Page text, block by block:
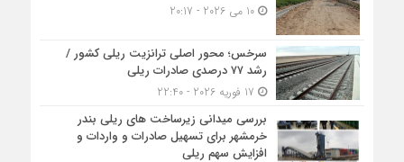
10 می 2026 - 20:17
سرخس؛ محور اصلی ترانزیت ریلی کشور /
رشد ۷۷ درصدی صادرات ریلی
بررسی میدانی زیرساخت های ریلی بندر
خرمشهر برای تسهیل صادرات و واردات و
افزایش سهم ریلی